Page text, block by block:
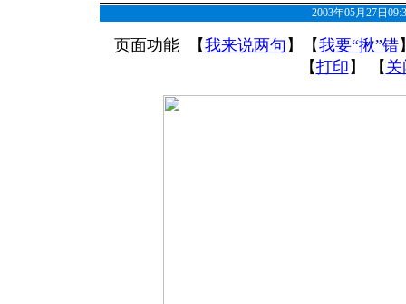
2003年05月27日
页面功能 【我来说两句 】【我要“揪”错
【打印 】 【 关